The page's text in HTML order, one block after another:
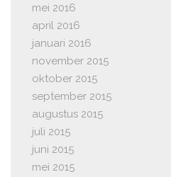
mei 2016
april 2016
januari 2016
november 2015
oktober 2015
september 2015
augustus 2015
juli 2015
juni 2015
mei 2015